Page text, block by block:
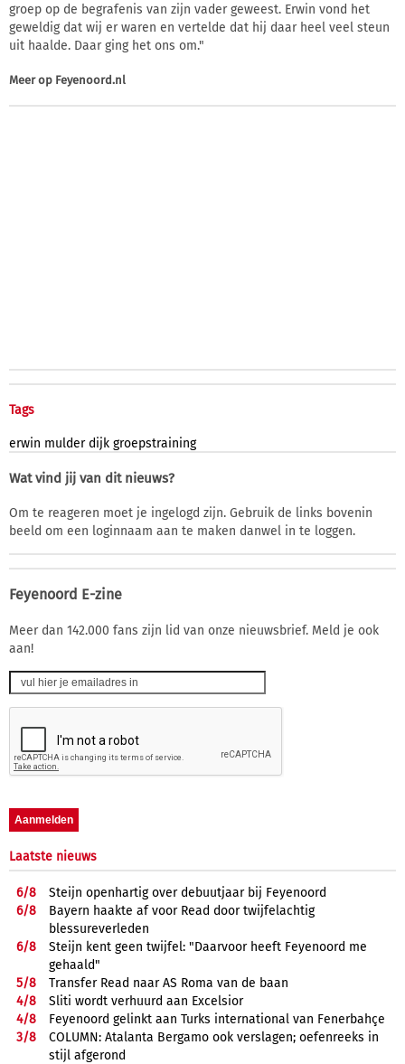
groep op de begrafenis van zijn vader geweest. Erwin vond het
geweldig dat wij er waren en vertelde dat hij daar heel veel steun
uit haalde. Daar ging het ons om."
Meer op Feyenoord.nl
Tags
erwin mulder dijk groepstraining
Wat vind jij van dit nieuws?
Om te reageren moet je ingelogd zijn. Gebruik de links bovenin
beeld om een loginnaam aan te maken danwel in te loggen.
Feyenoord E-zine
Meer dan 142.000 fans zijn lid van onze nieuwsbrief. Meld je ook
aan!
Laatste nieuws
6/8
Steijn openhartig over debuutjaar bij Feyenoord
6/8
Bayern haakte af voor Read door twijfelachtig
blessureverleden
6/8
Steijn kent geen twijfel: "Daarvoor heeft Feyenoord me
gehaald"
5/8
Transfer Read naar AS Roma van de baan
4/8
Sliti wordt verhuurd aan Excelsior
4/8
Feyenoord gelinkt aan Turks international van Fenerbahçe
3/8
COLUMN: Atalanta Bergamo ook verslagen; oefenreeks in
stijl afgerond